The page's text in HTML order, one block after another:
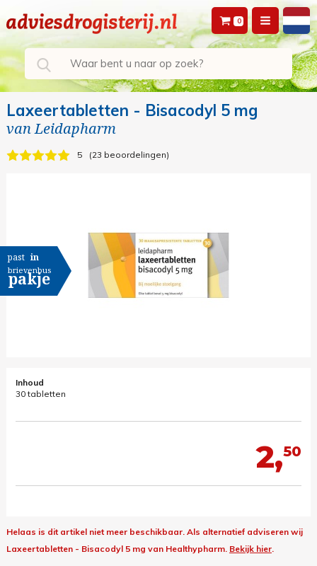
0
Laxeertabletten - Bisacodyl 5 mg
vanLeidapharm
5 23 beoordelingen
past in
brievenbus
pakje
Inhoud
30 tabletten
2,50
Helaas is dit artikel niet meer beschikbaar. Als alternatief adviseren wij
Laxeertabletten - Bisacodyl 5 mg van Healthypharm. Bekijk hier.